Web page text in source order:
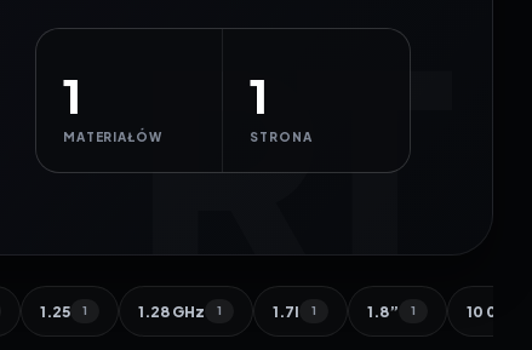
1
MATERIAŁÓW
1
STRONA
1.25 1 1.28 GHz 1 1.7l 1 1.8” 1 10 000